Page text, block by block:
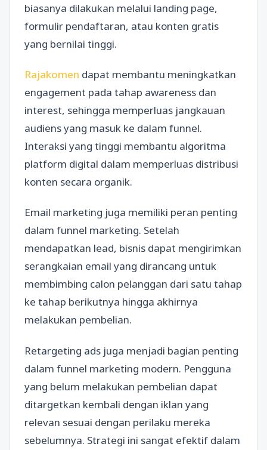
biasanya dilakukan melalui landing page,
formulir pendaftaran, atau konten gratis
yang bernilai tinggi.
Rajakomen dapat membantu meningkatkan
engagement pada tahap awareness dan
interest, sehingga memperluas jangkauan
audiens yang masuk ke dalam funnel.
Interaksi yang tinggi membantu algoritma
platform digital dalam memperluas distribusi
konten secara organik.
Email marketing juga memiliki peran penting
dalam funnel marketing. Setelah
mendapatkan lead, bisnis dapat mengirimkan
serangkaian email yang dirancang untuk
membimbing calon pelanggan dari satu tahap
ke tahap berikutnya hingga akhirnya
melakukan pembelian.
Retargeting ads juga menjadi bagian penting
dalam funnel marketing modern. Pengguna
yang belum melakukan pembelian dapat
ditargetkan kembali dengan iklan yang
relevan sesuai dengan perilaku mereka
sebelumnya. Strategi ini sangat efektif dalam